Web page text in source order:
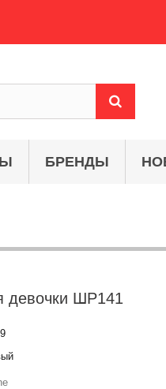
БРЕНДЫ
девочки ШР141